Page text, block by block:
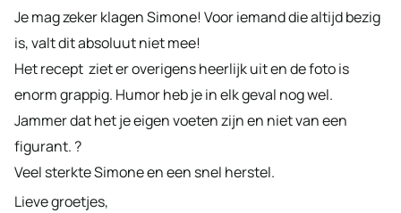
Je mag zeker klagen Simone! Voor iemand die altijd bezig
is, valt dit absoluut niet mee!
Het recept ziet er overigens heerlijk uit en de foto is
enorm grappig. Humor heb je in elk geval nog wel.
Jammer dat het je eigen voeten zijn en niet van een
figurant. ?
Veel sterkte Simone en een snel herstel.
Lieve groetjes,